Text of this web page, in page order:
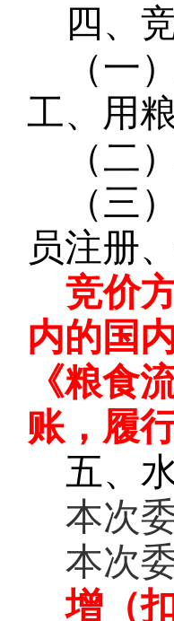
四、
（一
工、用
（二
（三
员注册
竞价
内的国
《粮食
账，履
五、
本次
本次
增（